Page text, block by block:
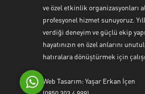
ve özel etkinlik organizasyonları
profesyonel hizmet sunuyoruz.
verdiği deneyim ve güçlü ekip
hayatınızın en özel anlarını
hatıralara dönüştürmek için
Web Tasarım: Yaşar Erkan İçen
Cevap Yaz